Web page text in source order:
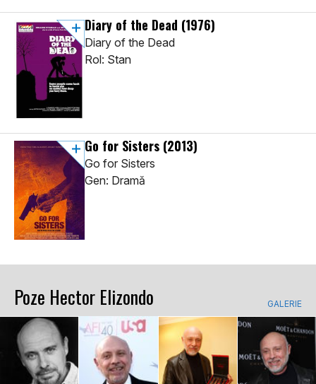
Diary of the Dead (1976)
Diary of the Dead
Rol: Stan
Go for Sisters (2013)
Go for Sisters
Gen: Dramă
Poze Hector Elizondo GALERIE